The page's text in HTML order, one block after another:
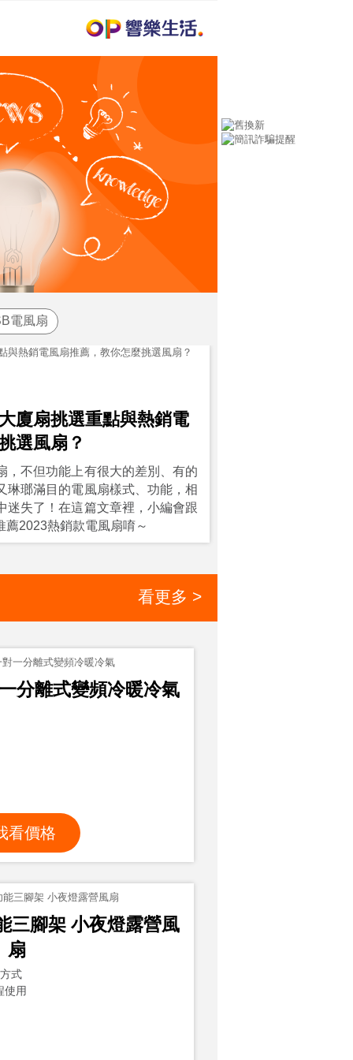
電風扇
廈扇挑選重點與熱銷電
選風扇？
，不但功能上有很大的差別、有的
琳瑯滿目的電風扇樣式、功能，相
迷失了！在這篇文章裡，小編會跟
2023熱銷款電風扇唷～
看更多 >
分離式變頻冷暖冷氣
看價格
三腳架 小夜燈露營風
扇
式
使用